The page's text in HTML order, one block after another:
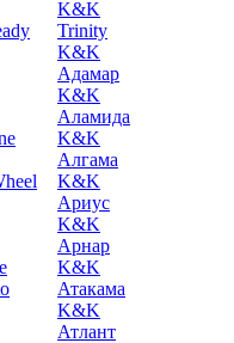
K&K
Trinity
K&K
Адамар
K&K
Аламида
K&K
Алгама
K&K
Ариус
K&K
Арнар
K&K
Атакама
K&K
Атлант